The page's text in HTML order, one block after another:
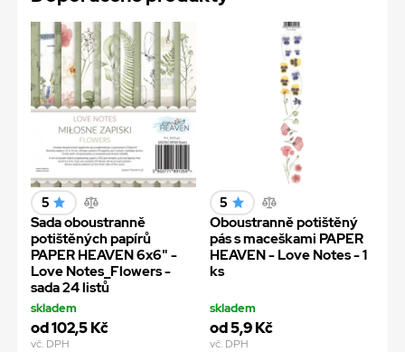
5
Sada oboustranně
potištěných papírů
PAPER HEAVEN 6x6" -
Love Notes_Flowers -
sada 24 listů
skladem
od 102,5 Kč
vč. DPH
5
Oboustranně potištěný
pás s maceškami PAPER
HEAVEN - Love Notes - 1
ks
skladem
od 5,9 Kč
vč. DPH